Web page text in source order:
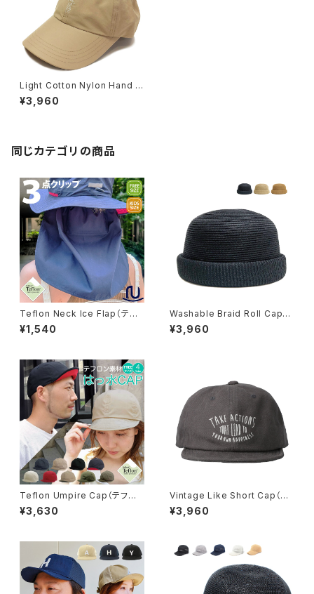
Light Cotton Nylon Hand Si
gn Cap（ライトコットンナイロン
ハンドサインキャップ）【bch-s0
¥3,960
同じカテゴリの商品
Teflon Neck Ice Flap（テフ
ロンネックアイスフラップ）首カ
バー ※WEB限定商品【hb-33
¥1,540
Washable Braid Roll Cap
（ウォッシャブルブレードロール
キャップ）【bca-u21753】
¥3,960
Teflon Umpire Cap（テフロ
ン アンパイヤ キャップ）【hb-24
99rk】
¥3,630
Vintage Like Short Cap（ヴ
ィンテージショートキャップ）【bc
q-u21759】
¥3,960